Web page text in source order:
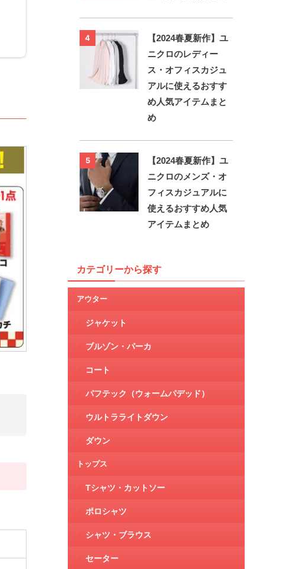
4
【2024春夏新作】ユ
ニクロのレディー
ス・オフィスカジュ
アルに使えるおすす
め人気アイテムまと
め
5
【2024春夏新作】ユ
ニクロのメンズ・オ
フィスカジュアルに
使えるおすすめ人気
アイテムまとめ
カテゴリーから探す
アウター
ジャケット
ブルゾン・パーカ
コート
パフテック（ウォームパデッド）
ウルトラライトダウン
ダウン
トップス
Tシャツ・カットソー
ポロシャツ
シャツ・ブラウス
セーター